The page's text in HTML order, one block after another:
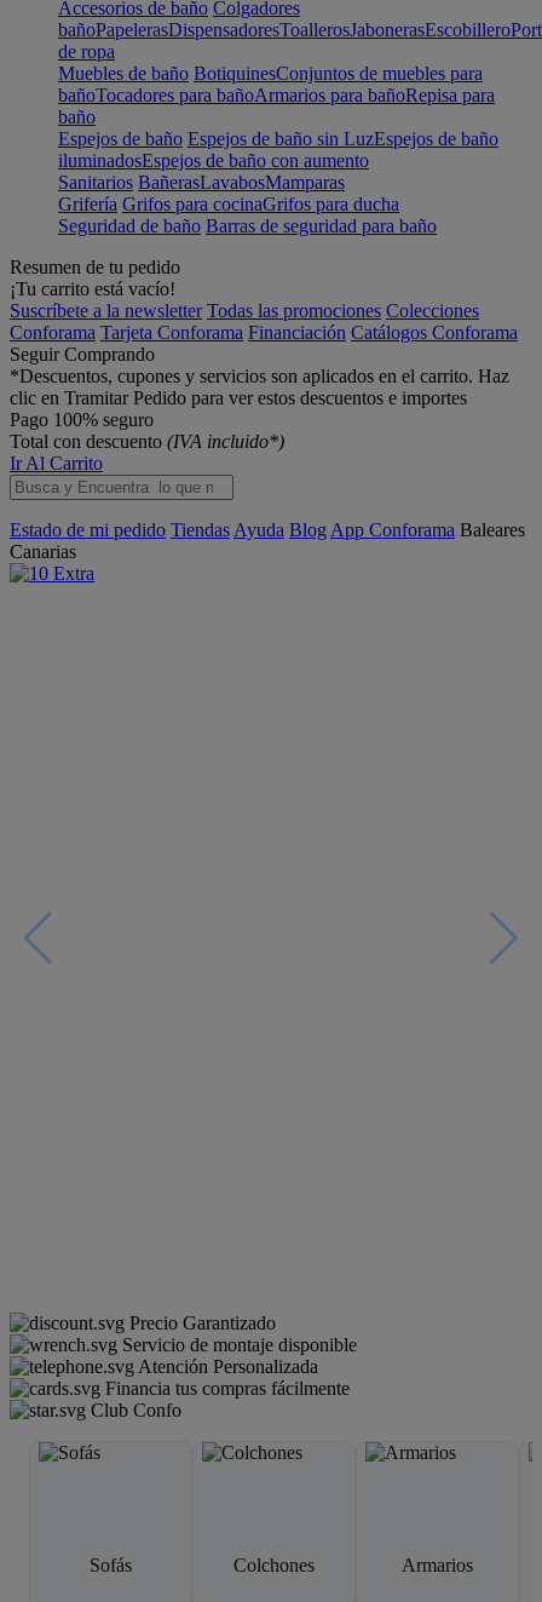
Accesorios de baño Colgadores
bañoPapelerasDispensadoresToallerosJabonerasEscobillero
de ropa
Muebles de baño BotiquinesConjuntos de muebles para
bañoTocadores para bañoArmarios para bañoRepisa para
baño
Espejos de baño Espejos de baño sin LuzEspejos de baño
iluminadosEspejos de baño con aumento
Sanitarios BañerasLavabosMamparas
Grifería Grifos para cocinaGrifos para ducha
Seguridad de baño Barras de seguridad para baño
Resumen de tu pedido
¡Tu carrito está vacío!
Suscríbete a la newsletter Todas las promociones Colecciones
Conforama Tarjeta Conforama Financiación Catálogos Conforama
Seguir Comprando
*Descuentos, cupones y servicios son aplicados en el carrito. Haz
clic en Tramitar Pedido para ver estos descuentos e importes
Pago 100% seguro
Total con descuento (IVA incluido*)
Ir Al Carrito
Estado de mi pedido Tiendas Ayuda Blog App Conforama Baleares
Canarias
Precio Garantizado
Servicio de montaje disponible
Atención Personalizada
Financia tus compras fácilmente
Club Confo
Sofás Colchones Armarios